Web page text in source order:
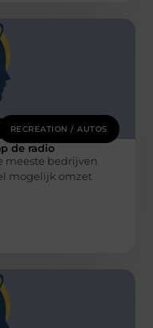
RECREATION / AUTOS
de radio
meeste bedrijven
mogelijk omzet